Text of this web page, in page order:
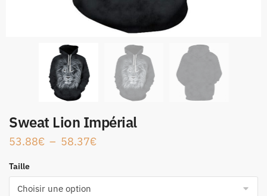
Sweat Lion Impérial
53.88€ – 58.37€
Taille